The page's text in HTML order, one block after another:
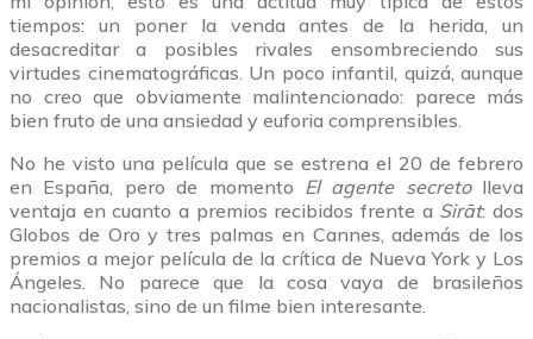
tiempos: un poner la venda antes de la herida, un
desacreditar a posibles rivales ensombreciendo sus
virtudes cinematográficas. Un poco infantil, quizá, aunque
no creo que obviamente malintencionado: parece más
bien fruto de una ansiedad y euforia comprensibles.
No he visto una película que se estrena el 20 de febrero
en España, pero de momento El agente secretolleva
ventaja en cuanto a premios recibidos frente a Sirāt: dos
Globos de Oro y tres palmas en Cannes, además de los
premios a mejor película de la crítica de Nueva York y Los
Ángeles. No parece que la cosa vaya de brasileños
nacionalistas, sino de un filme bien interesante.